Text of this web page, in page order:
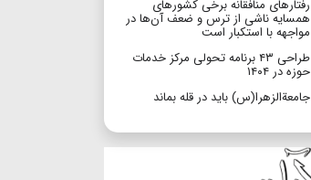
رفتارهای منافقانه برخی کشورهای
همسایه ناشی از ترس و ضعف آن‌ها در
مواجهه با استکبار است
طراحی ۴۳ برنامه تحولی مرکز خدمات
حوزه در ۱۴۰۴
جامعةالزهرا(س) باید در قله بماند